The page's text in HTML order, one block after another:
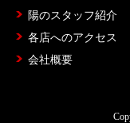
陽のスタッフ紹介
各店へのアクセス
会社概要